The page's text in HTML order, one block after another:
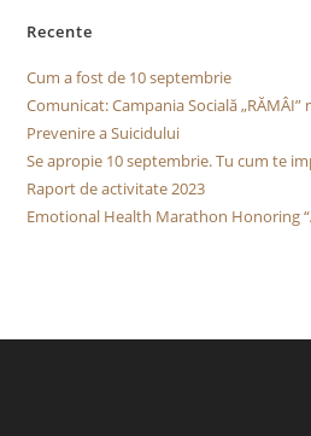
Recente
Cum a fost de 10 septembrie
Comunicat: Campania Socială
Prevenire a Suicidului
Se apropie 10 septembrie. Tu cum te
Raport de activitate 2023
Emotional Health Marathon Honoring